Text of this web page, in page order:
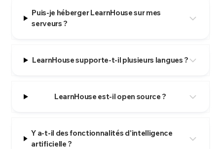
Puis-je héberger LearnHouse sur mes
serveurs ?
LearnHouse supporte-t-il plusieurs langues ?
LearnHouse est-il open source ?
Y a-t-il des fonctionnalités d'intelligence
artificielle ?